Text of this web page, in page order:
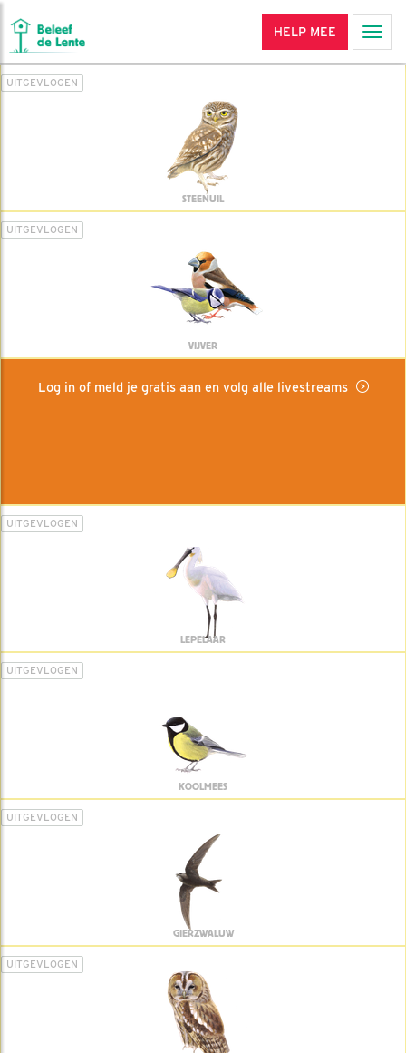
HELP MEE
UITGEVLOGEN
STEENUIL
UITGEVLOGEN
VIJVER
Log in of meld je gratis aan en volg alle livestreams
UITGEVLOGEN
LEPELAAR
UITGEVLOGEN
KOOLMEES
UITGEVLOGEN
GIERZWALUW
UITGEVLOGEN